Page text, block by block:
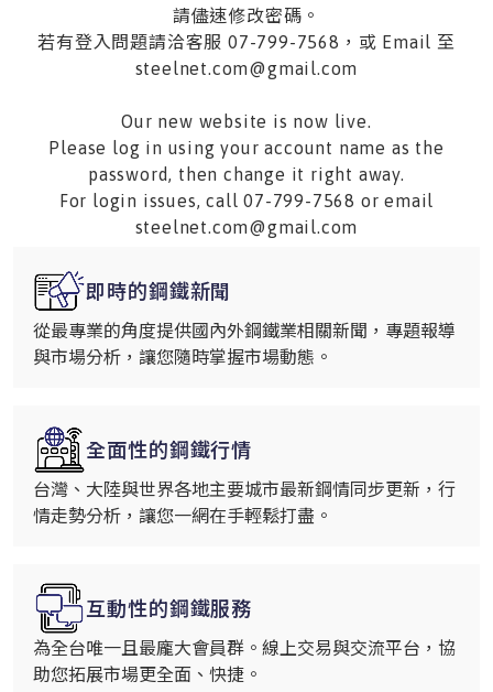
請儘速修改密碼。
若有登入問題請洽客服 07-799-7568，或 Email 至
steelnet.com@gmail.com
Our new website is now live.
Please log in using your account name as the
password, then change it right away.
For login issues, call 07-799-7568 or email
steelnet.com@gmail.com
即時的鋼鐵新聞
從最專業的角度提供國內外鋼鐵業相關新聞，專題報導
與市場分析，讓您隨時掌握市場動態。
全面性的鋼鐵行情
台灣、大陸與世界各地主要城市最新鋼情同步更新，行
情走勢分析，讓您一網在手輕鬆打盡。
互動性的鋼鐵服務
為全台唯一且最龐大會員群。線上交易與交流平台，協
助您拓展市場更全面、快捷。